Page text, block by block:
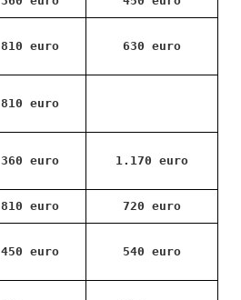
810 euro 630 euro
810 euro
360 euro 1.170 euro
810 euro 720 euro
450 euro 540 euro